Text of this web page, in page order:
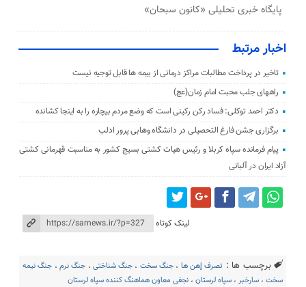
پایگاه خبری تحلیلی «کانون سبحان»
اخبار مرتبط
تاخیر در پرداخت مطالبات مراکز درمانی از بیمه ها قابل توجیه نیست
راههای جلب محبت امام زمان(عج)
دکتر احمد توکلی: فساد رکن رکینی است که وضع مردم بیچاره را به اینجا کشانده
برگزاری جشن فارغ التحصیلی در دانشگاه وهابی پرور ادلب
پیام فرمانده سپاه کربلا و رئیس هیات کشتی بسیج کشور به مناسبت قهرمانی کشتی
آزاد ایران در آلبانی
لینک کوتاه
برچسب ها : تصرف إهن ها ،جنگ سخت ، جنگ شناختی ، جنگ نرم، جنگ نیمه
سخت ،سارخبر ،سپاه لرستان ،نجفی معاون هماهنگ کننده سپاه لرستان